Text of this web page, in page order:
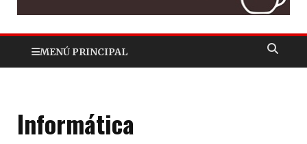
MENÚ PRINCIPAL
Informática